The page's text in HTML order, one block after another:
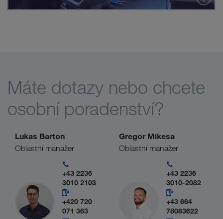
Máte dotazy nebo chcete
osobní poradenství?
Lukas Barton
Oblastní manažer
+43 2236
3010 2103
+420 720
071 363
Gregor Mikesa
Oblastní manažer
+43 2236
3010-2082
+43 664
78083622